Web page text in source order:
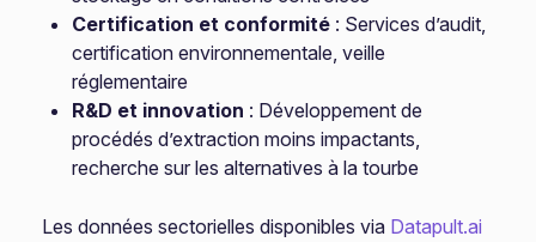
Certification et conformité : Services d’audit,
certification environnementale, veille
réglementaire
R&D et innovation : Développement de
procédés d’extraction moins impactants,
recherche sur les alternatives à la tourbe
Les données sectorielles disponibles via Datapult.ai